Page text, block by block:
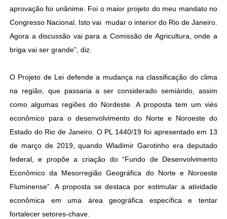
aprovação foi unânime. Foi o maior projeto do meu mandato no
Congresso Nacional. Isto vai mudar o interior do Rio de Janeiro.
Agora a discussão vai para a Comissão de Agricultura, onde a
briga vai ser grande”, diz.
O Projeto de Lei defende a mudança na classificação do clima
na região, que passaria a ser considerado semiárido, assim
como algumas regiões do Nordeste. A proposta tem um viés
econômico para o desenvolvimento do Norte e Noroeste do
Estado do Rio de Janeiro. O PL 1440/19 foi apresentado em 13
de março de 2019, quando Wladimir Garotinho era deputado
federal, e propõe a criação do “Fundo de Desenvolvimento
Econômico da Mesorregião Geográfica do Norte e Noroeste
Fluminense”. A proposta se destaca por estimular a atividade
econômica em uma área geográfica específica e tentar
fortalecer setores-chave.